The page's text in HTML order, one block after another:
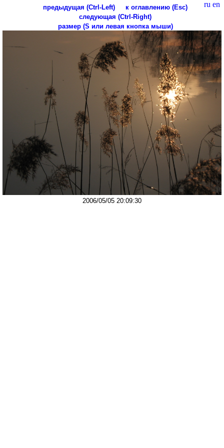
ru en
предыдущая (Ctrl-Left)
к оглавлению (Esc)
следующая (Ctrl-Right)
размер (S или левая кнопка мыши)
2006/05/05 20:09:30